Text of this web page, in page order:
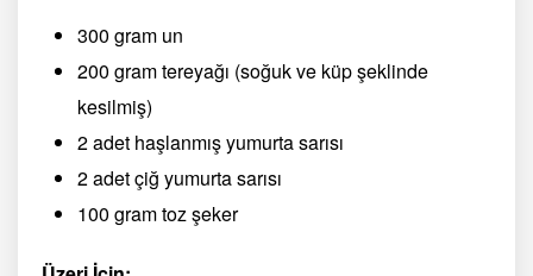
300 gram un
200 gram tereyağı (soğuk ve küp şeklinde
kesilmiş)
2 adet haşlanmış yumurta sarısı
2 adet çiğ yumurta sarısı
100 gram toz şeker